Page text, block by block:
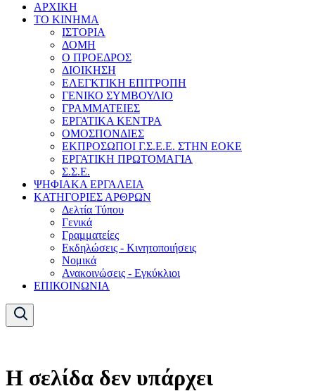
ΑΡΧΙΚΗ
ΤΟ ΚΙΝΗΜΑ
ΙΣΤΟΡΙΑ
ΔΟΜΗ
Ο ΠΡΟΕΔΡΟΣ
ΔΙΟΙΚΗΣΗ
ΕΛΕΓΚΤΙΚΗ ΕΠΙΤΡΟΠΗ
ΓΕΝΙΚΟ ΣΥΜΒΟΥΛΙΟ
ΓΡΑΜΜΑΤΕΙΕΣ
ΕΡΓΑΤΙΚΑ ΚΕΝΤΡΑ
ΟΜΟΣΠΟΝΔΙΕΣ
ΕΚΠΡΟΣΩΠΟΙ Γ.Σ.Ε.Ε. ΣΤΗΝ ΕΟΚΕ
ΕΡΓΑΤΙΚΗ ΠΡΩΤΟΜΑΓΙΑ
Σ.Σ.Ε.
ΨΗΦΙΑΚΑ ΕΡΓΑΛΕΙΑ
ΚΑΤΗΓΟΡΙΕΣ ΑΡΘΡΩΝ
Δελτία Τύπου
Γενικά
Γραμματείες
Εκδηλώσεις - Κινητοποιήσεις
Νομικά
Ανακοινώσεις - Εγκύκλιοι
ΕΠΙΚΟΙΝΩΝΙΑ
Η σελίδα δεν υπάρχει